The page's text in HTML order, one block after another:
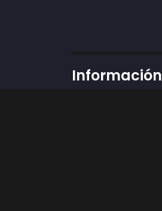
Información